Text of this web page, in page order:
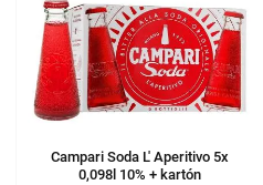
Campari Soda L' Aperitivo 5x
0,098l 10% + kartón